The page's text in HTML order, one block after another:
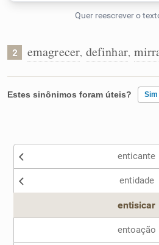
Humanizador de IA
2 emagrecer, definhar,
Estes sinônimos foram úteis? Sim
Nenhum dos sinônimosenticante
entidade
entisicar
entoação